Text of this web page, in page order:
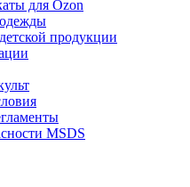
для Ozon
продукции
MSDS